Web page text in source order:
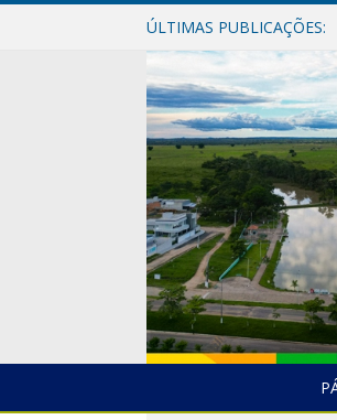
ÚLTIMAS PUBLICAÇÕES: